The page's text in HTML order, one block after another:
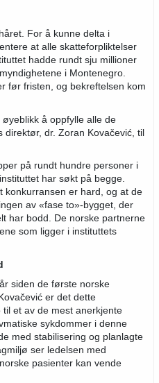
For å kunne delta i
at alle skatteforpliktelser
hadde rundt sju millioner
i Montenegro.
før fristen, og bekreftelsen kom
å oppfylle alle de
direktør, dr. Zoran Kovačević, til
på rundt hundre personer i
har søkt på begge.
konkurransen er hard, og at de
av «fase to»-bygget, der
har bodd. De norske partnerne
som ligger i instituttets
siden de første norske
er det dette
et av de mest anerkjente
sykdommer i denne
med stabilisering og planlagte
ser ledelsen med
pasienter kan vende